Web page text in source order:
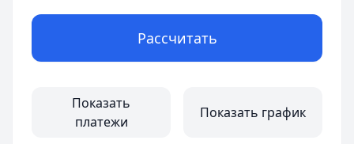
Рассчитать
Показать
платежи
Показать график